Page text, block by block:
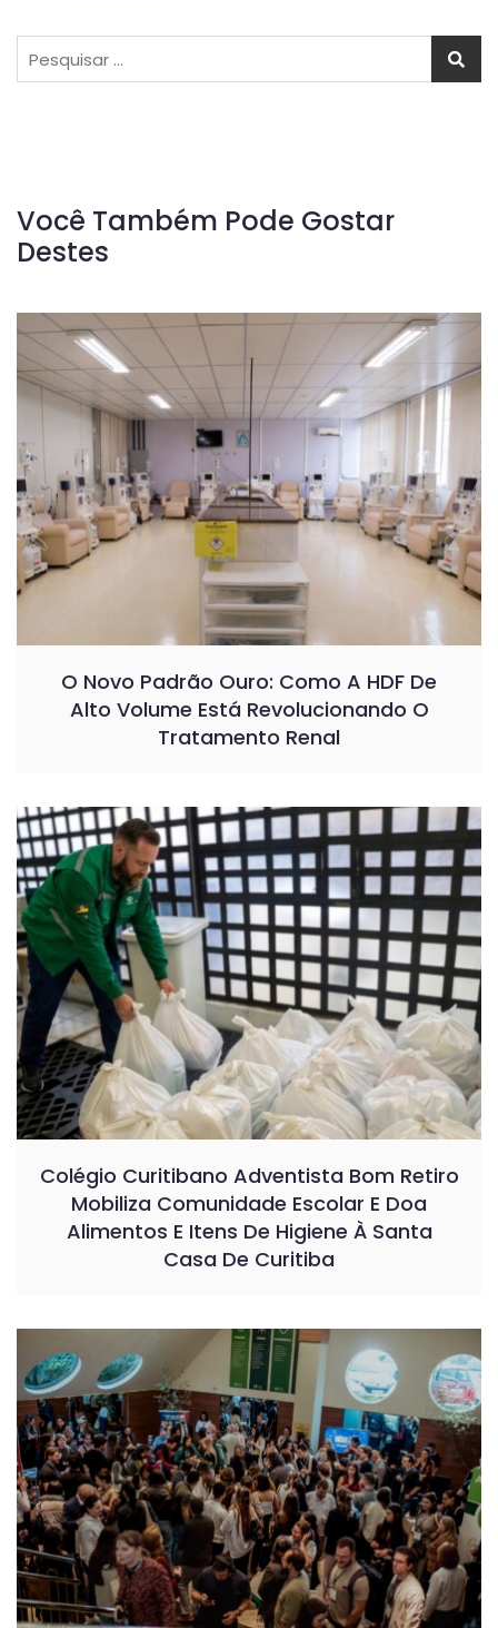
Você Também Pode Gostar
Destes
O Novo Padrão Ouro: Como A HDF De
Alto Volume Está Revolucionando O
Tratamento Renal
Colégio Curitibano Adventista Bom Retiro
Mobiliza Comunidade Escolar E Doa
Alimentos E Itens De Higiene À Santa
Casa De Curitiba